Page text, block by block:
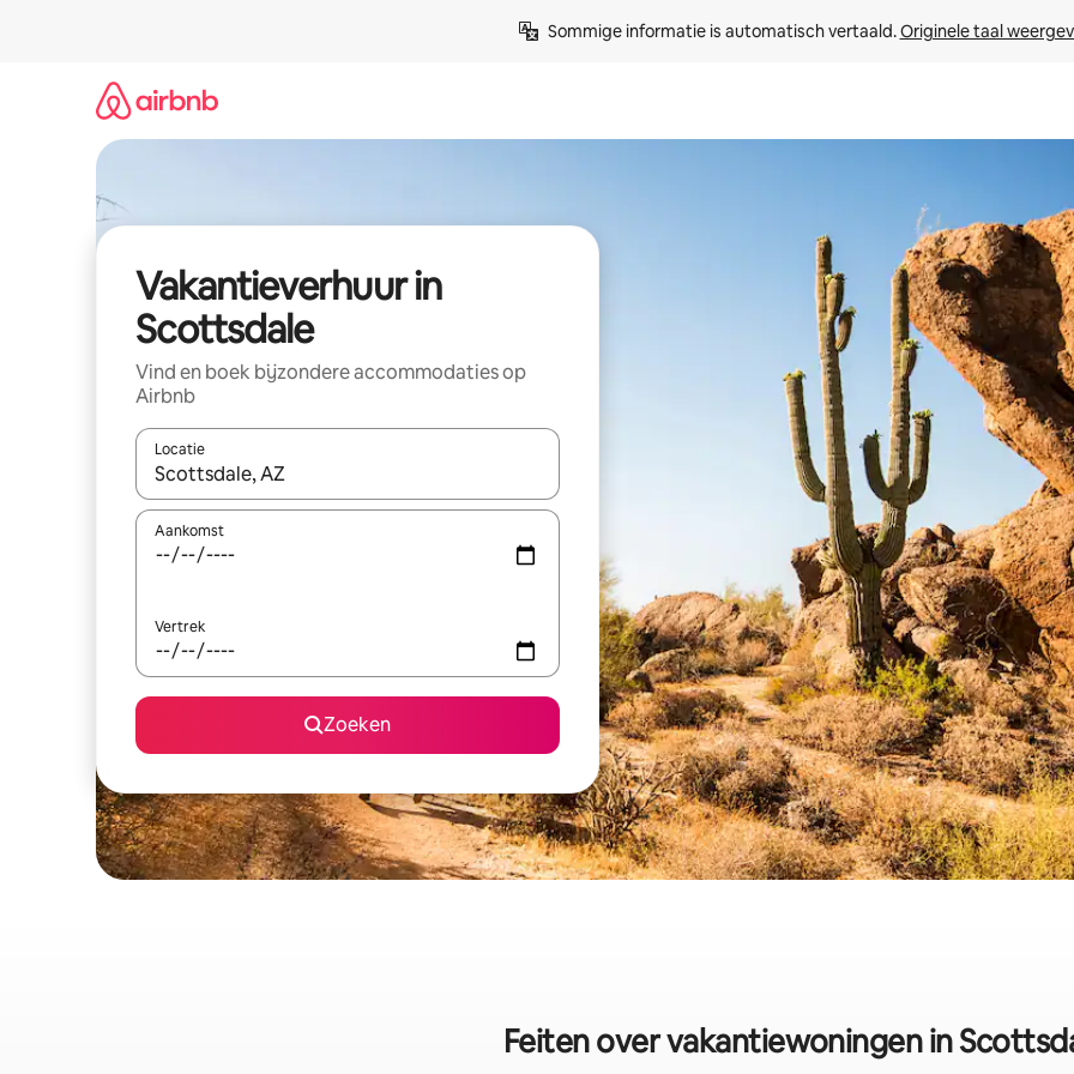
Sommige informatie is automatisch vertaald. Originele taal
Vakantieverhuur in
Scottsdale
Vind en boek bijzondere accommodaties op
Airbnb
Locatie
Wanneer er suggesties beschikbaar zijn, maak je een keuze met je de pijltjestoetsen omhoog en omlaag, óf door te
Aankomst
Vertrek
Zoeken
Feiten over vakantiewoningen in